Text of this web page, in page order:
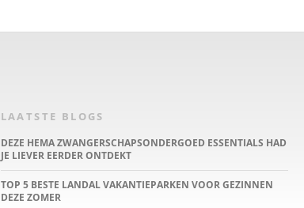
LAATSTE BLOGS
DEZE HEMA ZWANGERSCHAPSONDERGOED ESSENTIALS HAD
JE LIEVER EERDER ONTDEKT
TOP 5 BESTE LANDAL VAKANTIEPARKEN VOOR GEZINNEN
DEZE ZOMER